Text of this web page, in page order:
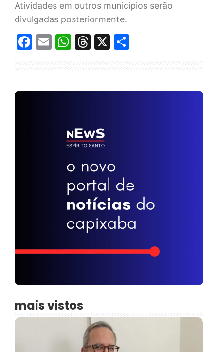
Atividades em outros municípios serão
divulgadas posteriormente.
Facebook
EmailWhatsApp
Threads
X
mais vistos